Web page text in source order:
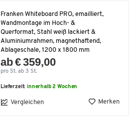
Franken Whiteboard PRO, emailliert,
Wandmontage im Hoch- &
Querformat, Stahl weiß lackiert &
Aluminiumrahmen, magnethaftend,
Ablageschale, 1200 x 1800 mm
ab € 359,00
pro St. ab 3 St.
Lieferzeit:innerhalb 2 Wochen
Vergleichen Merken